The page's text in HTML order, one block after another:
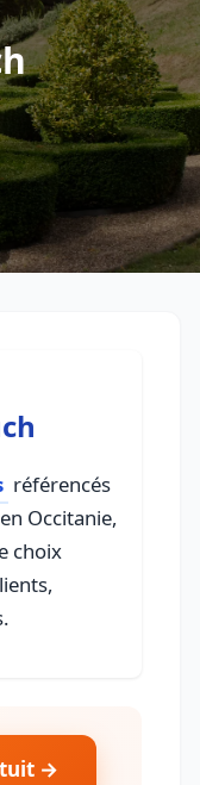
des métiers
proposé parViteUnDevis.com-Vous
référencés
Occitanie,
choix
→